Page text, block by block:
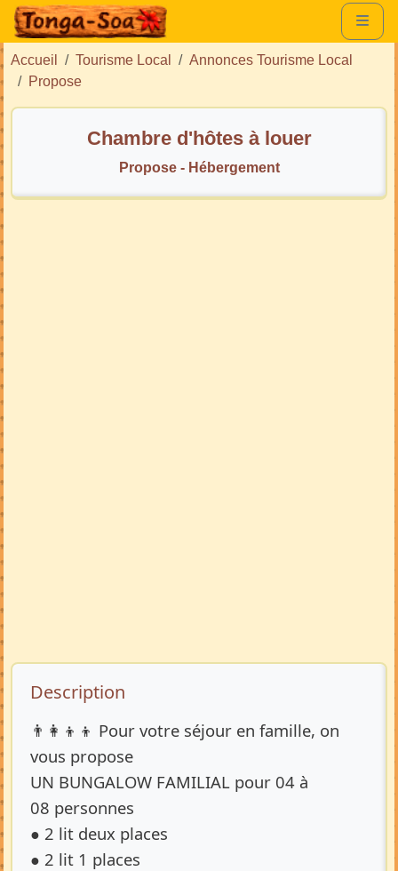
Accueil Tourisme Local
Annonces Tourisme Local
Propose
Chambre d'hôtes à louer
Propose - Hébergement
Description de l’annonce
Description
👨‍👩‍👦‍👦 Pour votre séjour en famille, on
vous propose
UN BUNGALOW FAMILIAL pour 04 à
08 personnes
● 2 lit deux places
● 2 lit 1 places